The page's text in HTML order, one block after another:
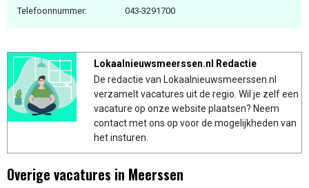
Telefoonnummer: 043-3291700
Lokaalnieuwsmeerssen.nl Redactie
De redactie van Lokaalnieuwsmeerssen.nl
verzamelt vacatures uit de regio. Wil je zelf een
vacature op onze website plaatsen? Neem
contact met ons op voor de mogelijkheden van
het insturen.
Overige vacatures in Meerssen